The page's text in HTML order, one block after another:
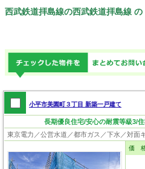
西武鉄道拝島線の西武鉄道拝島線
小平市美園町３丁目 新築一戸建て
長期優良住宅/安心の耐震等級3/
価